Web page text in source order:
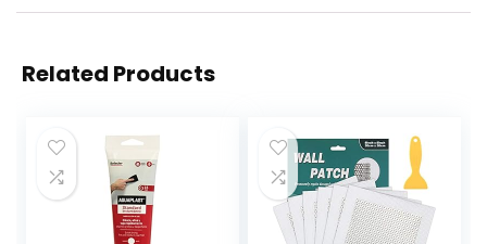
Related Products